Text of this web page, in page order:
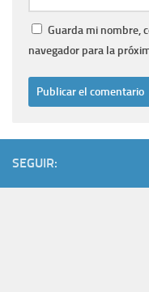
Guarda mi nombre,
navegador para la
SEGUIR: